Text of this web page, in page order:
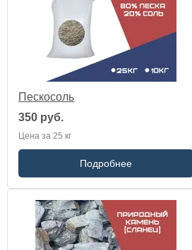
Пескосоль
350 руб.
Цена за 25 кг
Подробнее